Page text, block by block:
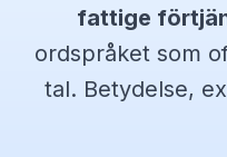
fattige
ordspråket som
tal. Betydelse,